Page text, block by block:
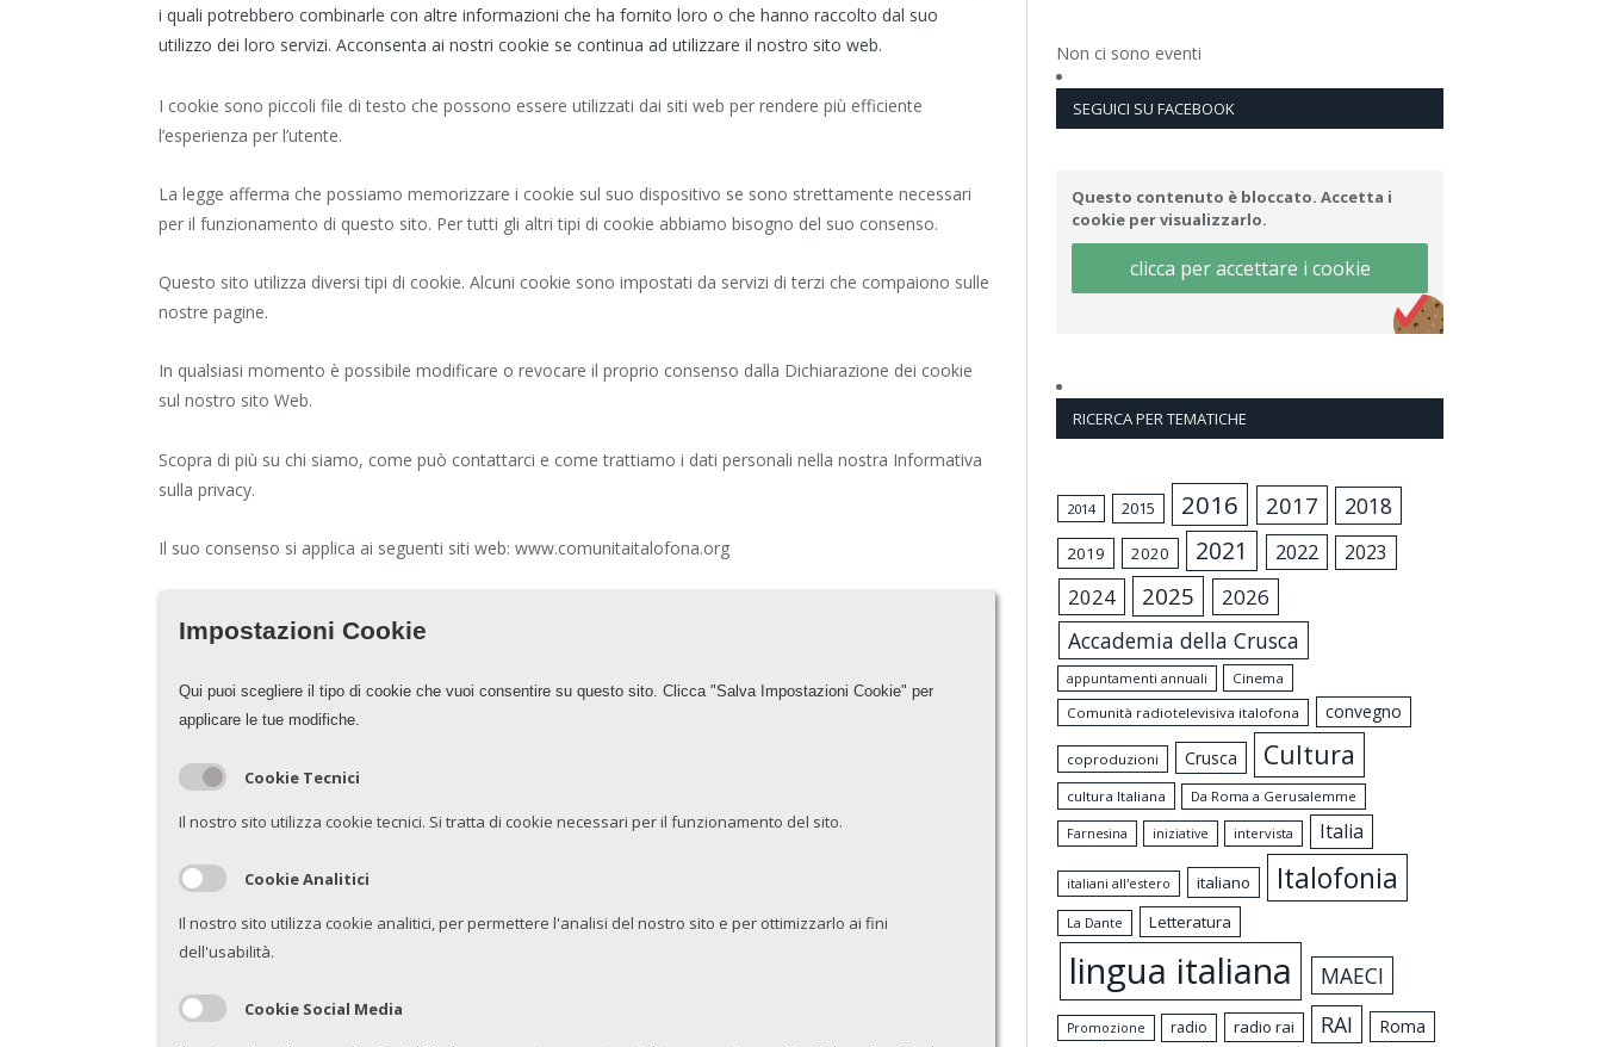
i quali potrebbero combinarle con altre informazioni che ha fornito loro o che hanno raccolto dal suo
utilizzo dei loro servizi. Acconsenta ai nostri cookie se continua ad utilizzare il nostro sito web.
I cookie sono piccoli file di testo che possono essere utilizzati dai siti web per rendere più efficiente
l’esperienza per l’utente.
La legge afferma che possiamo memorizzare i cookie sul suo dispositivo se sono strettamente necessari
per il funzionamento di questo sito. Per tutti gli altri tipi di cookie abbiamo bisogno del suo consenso.
Questo sito utilizza diversi tipi di cookie. Alcuni cookie sono impostati da servizi di terzi che compaiono sulle
nostre pagine.
In qualsiasi momento è possibile modificare o revocare il proprio consenso dalla Dichiarazione dei cookie
sul nostro sito Web.
Scopra di più su chi siamo, come può contattarci e come trattiamo i dati personali nella nostra Informativa
sulla privacy.
Il suo consenso si applica ai seguenti siti web: www.comunitaitalofona.org
Impostazioni Cookie
Qui puoi scegliere il tipo di cookie che vuoi consentire su questo sito. Clicca "Salva Impostazioni Cookie" per
applicare le tue modifiche.
Cookie Tecnici
Il nostro sito utilizza cookie tecnici. Si tratta di cookie necessari per il funzionamento del sito.
Cookie Analitici
Il nostro sito utilizza cookie analitici, per permettere l'analisi del nostro sito e per ottimizzarlo ai fini
dell'usabilità.
Cookie Social Media
Non ci sono eventi
SEGUICI SU FACEBOOK
Questo contenuto è bloccato. Accetta i
cookie per visualizzarlo.
clicca per accettare i cookie
RICERCA PER TEMATICHE
2014 2015 2016 2017 2018
2019 2020 2021 2022 2023
2024 2025 2026
Accademia della Crusca
appuntamenti annuali
Cinema
Comunità radiotelevisiva italofona
convegno
coproduzioni Crusca Cultura
cultura Italiana Da Roma a Gerusalemme
Farnesina iniziative intervista Italia
italiani all'estero italiano Italofonia
La Dante Letteratura
lingua italiana MAECI
Promozione radio radio rai RAI
Roma